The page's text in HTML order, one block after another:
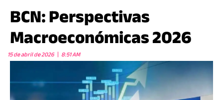
BCN: Perspectivas
Macroeconómicas 2026
15 de abril de 2026 8:51 AM